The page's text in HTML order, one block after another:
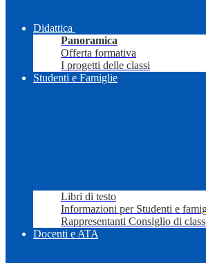
Didattica
Panoramica
Offerta formativa
I progetti delle classi
Studenti e Famiglie
Libri di testo
Informazioni per Studenti e
Rappresentanti Consiglio di
Docenti e ATA